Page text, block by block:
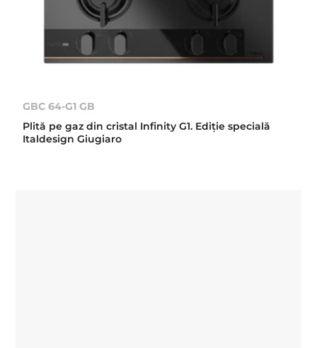
GBC 64-G1 GB
Plită pe gaz din cristal Infinity G1. Ediție specială
Italdesign Giugiaro